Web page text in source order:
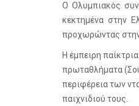
Ο Ολυμπιακός
κεκτημένα στην
προχωρώντας στην
Η έμπειρη
πρωταθλήματα
περιφέρεια των
παιχνιδιού τους.